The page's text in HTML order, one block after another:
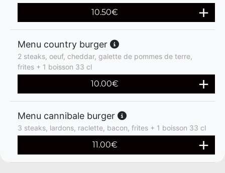
10.50€
Menu country burger
2 steaks, oeuf, cheddar, galette de pommes de terre,
frites + 1 boisson 33 cl
10.00€
Menu cannibale burger
3 steaks, lardons, raclette, bacon, frites + 1 boisson 33 cl
11.00€